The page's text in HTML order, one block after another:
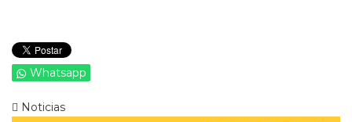
Whatsapp
Noticias